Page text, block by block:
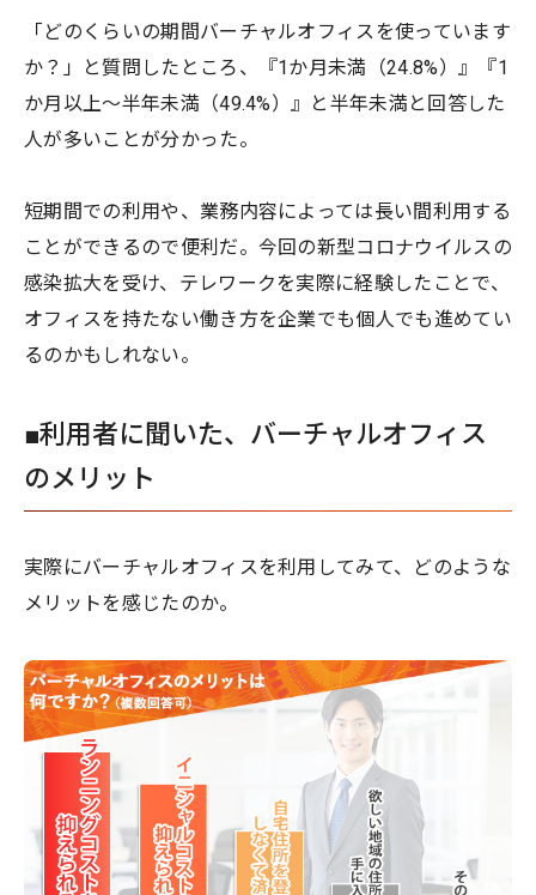
「どのくらいの期間バーチャルオフィスを使っています
か？」と質問したところ、『1か月未満（24.8%）』『1
か月以上～半年未満（49.4%）』と半年未満と回答した
人が多いことが分かった。
短期間での利用や、業務内容によっては長い間利用する
ことができるので便利だ。今回の新型コロナウイルスの
感染拡大を受け、テレワークを実際に経験したことで、
オフィスを持たない働き方を企業でも個人でも進めてい
るのかもしれない。
■利用者に聞いた、バーチャルオフィス
のメリット
実際にバーチャルオフィスを利用してみて、どのような
メリットを感じたのか。